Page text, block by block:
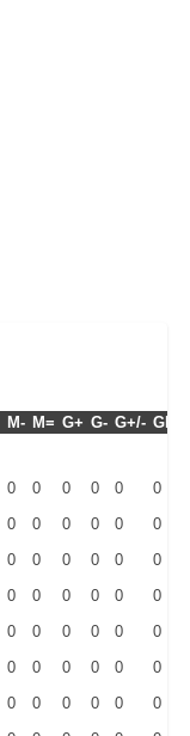
M- M= G+ G- G+/- GPM
0 0 0 0 0
0
0 0 0 0 0
0
0 0 0 0 0
0
0 0 0 0 0
0
0 0 0 0 0
0
0 0 0 0 0
0
0 0 0 0 0
0